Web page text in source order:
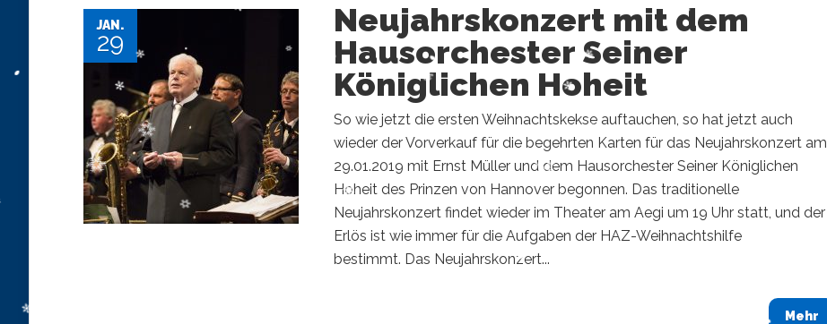
JAN.
29
Neujahrskonzert mit dem
Hausorchester Seiner
Königlichen Hoheit
So wie jetzt die ersten Weihnachtskekse auftauchen, so hat jetzt auch
wieder der Vorverkauf für die begehrten Karten für das Neujahrskonzert am
29.01.2019 mit Ernst Müller und dem Hausorchester Seiner Königlichen
Hoheit des Prinzen von Hannover begonnen. Das traditionelle
Neujahrskonzert findet wieder im Theater am Aegi um 19 Uhr statt, und der
Erlös ist wie immer für die Aufgaben der HAZ-Weihnachtshilfe
bestimmt. Das Neujahrskonzert...
Mehr